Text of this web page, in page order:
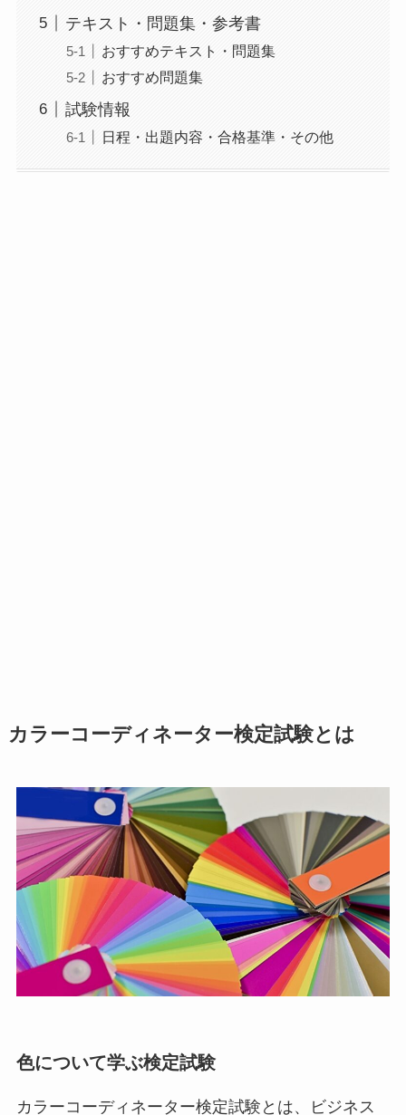
テキスト・問題集・参考書
おすすめテキスト・問題集
おすすめ問題集
試験情報
日程・出題内容・合格基準・その他
カラーコーディネーター検定試験とは
色について学ぶ検定試験
カラーコーディネーター検定試験とは、ビジネス